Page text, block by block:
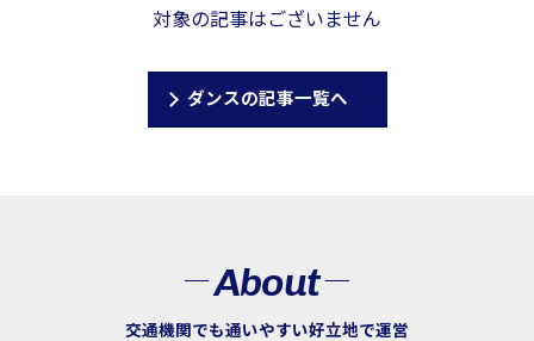
対象の記事はございません
ダンスの記事一覧へ
交通機関でも通いやすい好立地で運営
About